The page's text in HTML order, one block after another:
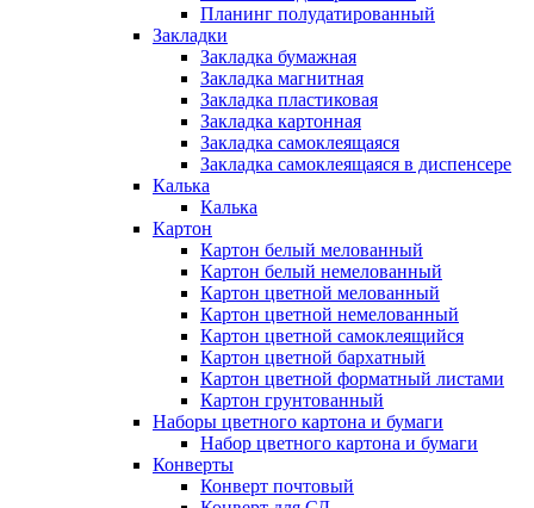
Планинг полудатированный
Закладки
Закладка бумажная
Закладка магнитная
Закладка пластиковая
Закладка картонная
Закладка самоклеящаяся
Закладка самоклеящаяся в диспенсере
Калька
Калька
Картон
Картон белый мелованный
Картон белый немелованный
Картон цветной мелованный
Картон цветной немелованный
Картон цветной самоклеящийся
Картон цветной бархатный
Картон цветной форматный листами
Картон грунтованный
Наборы цветного картона и бумаги
Набор цветного картона и бумаги
Конверты
Конверт почтовый